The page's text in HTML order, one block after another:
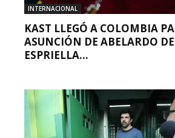
INTERNACIONAL
KAST LLEGÓ A COLOMBIA
ASUNCIÓN DE ABELARDO
ESPRIELLA...